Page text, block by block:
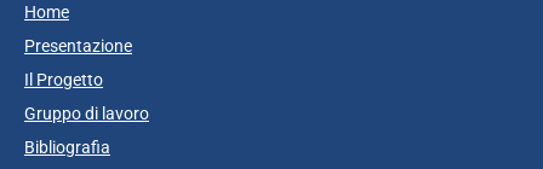
Home
Presentazione
Il Progetto
Gruppo di lavoro
Bibliografia